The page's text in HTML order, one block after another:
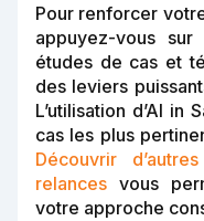
Pour renforcer
appuyez-vous
études de cas et
des leviers
L’utilisation d’AI in
cas les plus
Découvrir
relances vous
votre approche